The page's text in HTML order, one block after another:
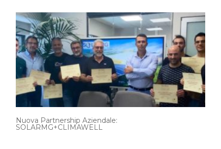
Nuova Partnership Aziendale:
SOLARMG+CLIMAWELL